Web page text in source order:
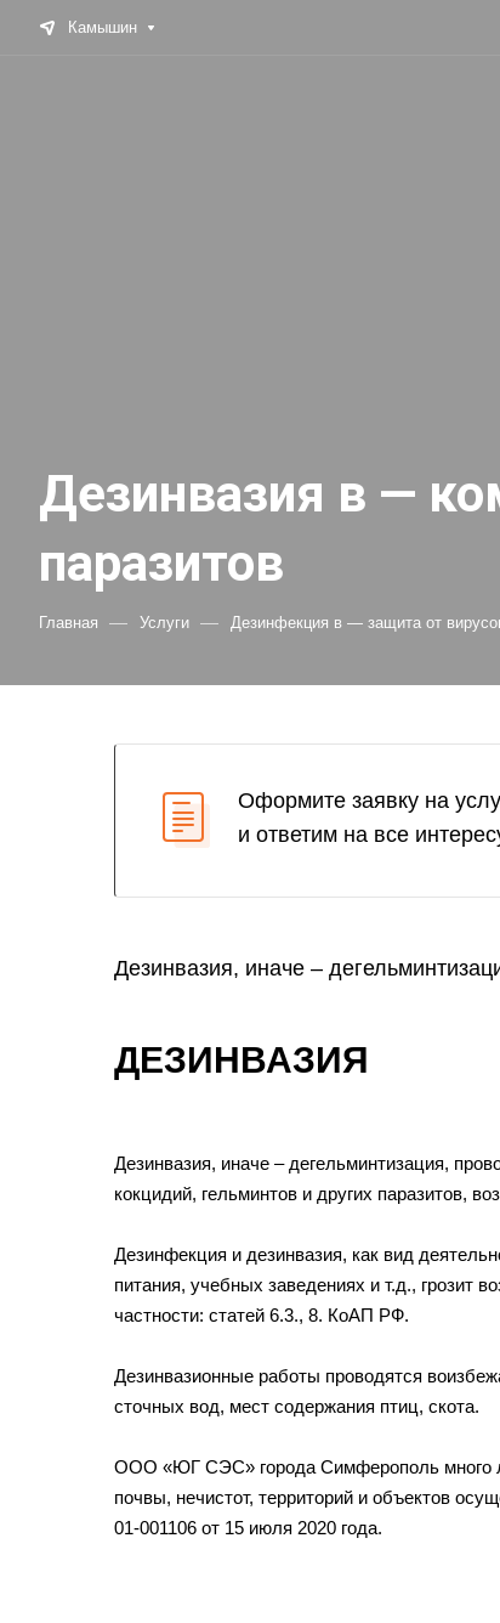
Камышин
Дезинвазия в —
паразитов
Главная — Услуги — Дезинфекция в — защита от
Оформите заявку на
и ответим на все
Дезинвазия, иначе –
ДЕЗИНВАЗИЯ
Дезинвазия, иначе – дегельминтизация,
кокцидий, гельминтов и других паразитов,
Дезинфекция и дезинвазия, как вид
питания, учебных заведениях и т.д., грозит
частности: статей 6.3., 8. КоАП РФ.
Дезинвазионные работы проводятся
сточных вод, мест содержания птиц, скота.
ООО «ЮГ СЭС» города Симферополь много
почвы, нечистот, территорий и объектов
01-001106 от 15 июля 2020 года.